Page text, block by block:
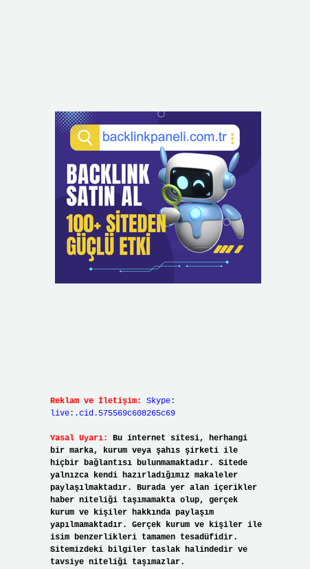
Reklam ve İletişim:
Skype:
live:.cid.575569c608265c69
Yasal Uyarı:
Bu internet sitesi, herhangi
bir marka, kurum veya şahıs şirketi ile
hiçbir bağlantısı bulunmamaktadır. Sitede
yalnızca kendi hazırladığımız makaleler
paylaşılmaktadır. Burada yer alan içerikler
haber niteliği taşımamakta olup, gerçek
kurum ve kişiler hakkında paylaşım
yapılmamaktadır. Gerçek kurum ve kişiler ile
isim benzerlikleri tamamen tesadüfidir.
Sitemizdeki bilgiler taslak halindedir ve
tavsiye niteliği taşımazlar.